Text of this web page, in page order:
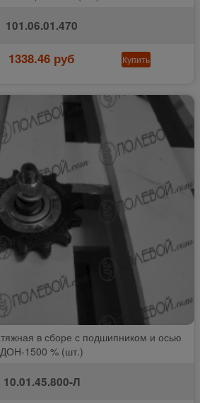
101.06.01.470
1338.46 руб Купить
в сборе с подшипником и осью
ДОН-1500 % (шт.)
10.01.45.800-Л